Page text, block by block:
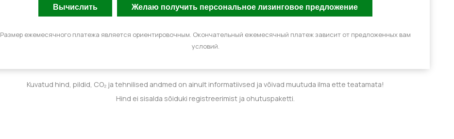
Размер ежемесячного платежа является ориентировочным. Окончательный ежемесячный платеж зависит от предложенных вам
условий.
Kuvatud hind, pildid, CO₂ ja tehnilised andmed on ainult informatiivsed ja võivad muutuda ilma ette teatamata!
Hind ei sisalda sõiduki registreerimist ja ohutuspaketti.